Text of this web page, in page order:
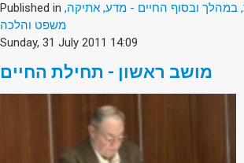
Published in במהלך ובסוף החיים - מדע, אתיקה,
משפט והלכה
Sunday, 31 July 2011 14:09
מושב ראשון - תחילת החיים